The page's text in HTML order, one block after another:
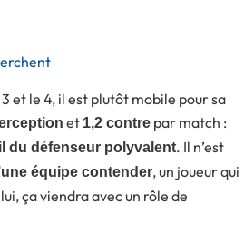
et le 4, il est plutôt mobile pour sa
et 1,2 contre par match :
du défenseur polyvalent. Il n’est
équipe contender, un joueur qui
ça viendra avec un rôle de